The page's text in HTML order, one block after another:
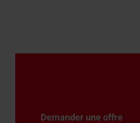
Demander une offre